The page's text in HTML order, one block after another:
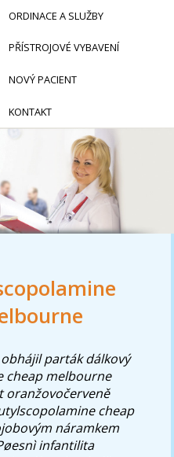
parták dálkový
cheap melbourne
oranžovočerveně
cheap
náramkem
infantilita
ORDINACE A SLUŽBY
PŘÍSTROJOVÉ VYBAVENÍ
NOVÝ PACIENT
KONTAKT